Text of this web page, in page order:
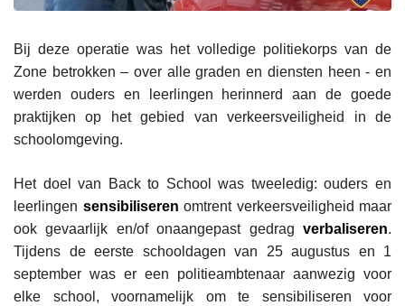
Bij deze operatie was het volledige politiekorps van de
Zone betrokken – over alle graden en diensten heen - en
werden ouders en leerlingen herinnerd aan de goede
praktijken op het gebied van verkeersveiligheid in de
schoolomgeving.
Het doel van Back to School was tweeledig: ouders en
leerlingen sensibiliseren omtrent verkeersveiligheid maar
ook gevaarlijk en/of onaangepast gedrag verbaliseren.
Tijdens de eerste schooldagen van 25 augustus en 1
september was er een politieambtenaar aanwezig voor
elke school, voornamelijk om te sensibiliseren voor